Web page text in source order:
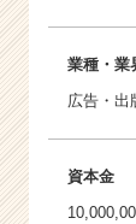
業種・業
広告・出
資本金